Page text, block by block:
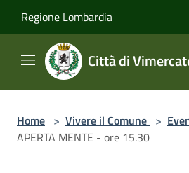
Regione Lombardia
Città di
Home > Vivere il Comune >
APERTA MENTE - ore 15.30